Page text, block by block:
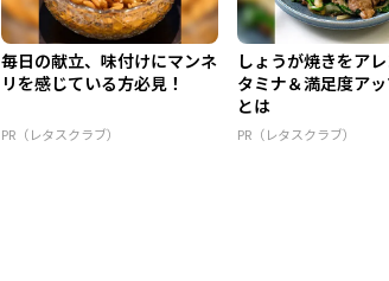
毎日の献立、味付けにマンネ
リを感じている方必見！
PR（レタスクラブ）
しょうが焼きをア
タミナ＆満足度ア
とは
PR（レタスクラブ）